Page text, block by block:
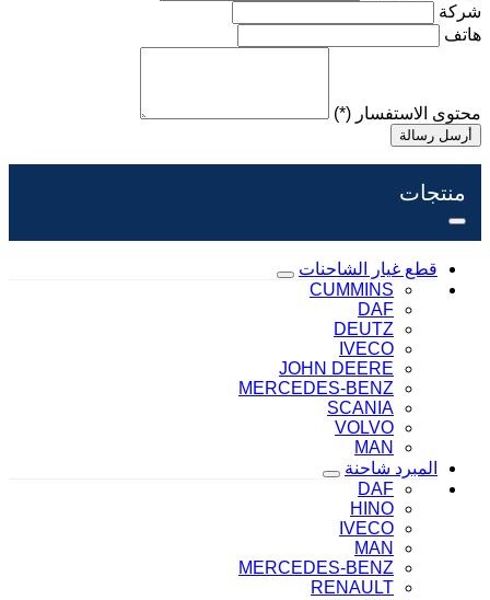
شركة
هاتف
محتوى الاستفسار (*)
أرسل رسالة
منتجات
قطع غيار الشاحنات
CUMMINS
DAF
DEUTZ
IVECO
JOHN DEERE
MERCEDES-BENZ
SCANIA
VOLVO
MAN
المبرد شاحنة
DAF
HINO
IVECO
MAN
MERCEDES-BENZ
RENAULT